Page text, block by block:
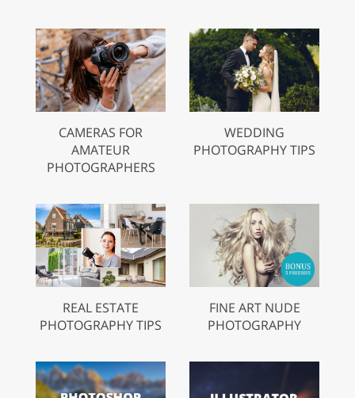
CAMERAS FOR
AMATEUR
PHOTOGRAPHERS
WEDDING
PHOTOGRAPHY TIPS
REAL ESTATE
PHOTOGRAPHY TIPS
FINE ART NUDE
PHOTOGRAPHY